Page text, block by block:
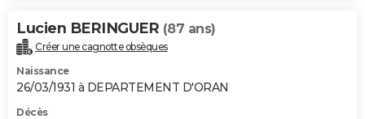
Lucien BERINGUER (87 ans)
Créer une cagnotte obsèques
Naissance
26/03/1931 à DEPARTEMENT D'ORAN
Décès